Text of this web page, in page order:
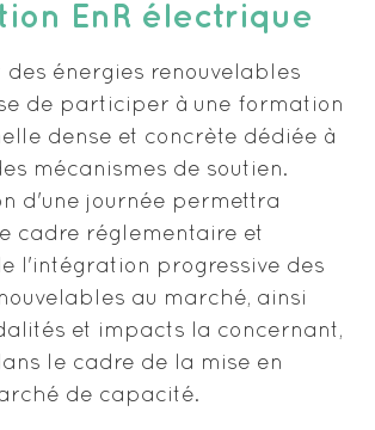
EnR électrique
des énergies renouvelables
de participer à une formation
dense et concrète dédiée à
mécanismes de soutien.
d'une journée permettra
cadre réglementaire et
l'intégration progressive des
au marché, ainsi
et impacts la concernant,
le cadre de la mise en
de capacité.